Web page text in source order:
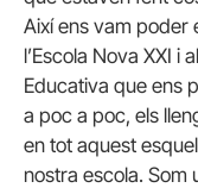
Així ens vam poder
l’Escola Nova XXI i
Educativa que ens
a poc a poc, els
en tot aquest
nostra escola. Som